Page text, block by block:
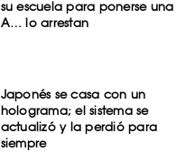
su escuela para ponerse una
A… lo arrestan
Japonés se casa con un
holograma; el sistema se
actualizó y la perdió para
siempre